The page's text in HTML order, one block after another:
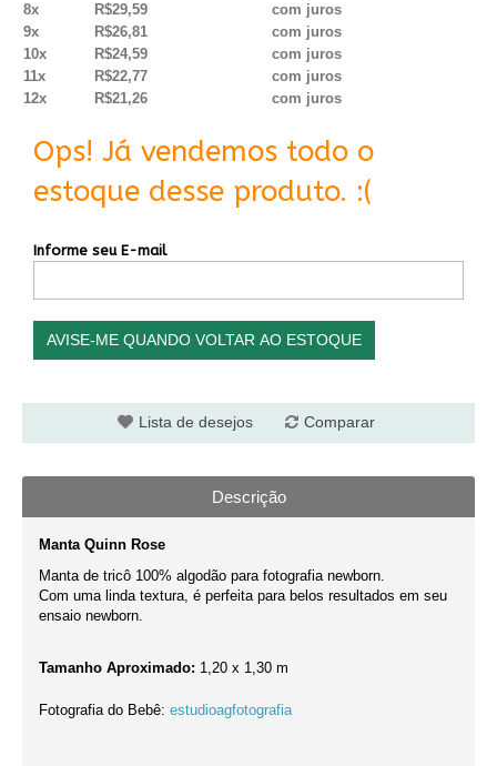
8x
R$29,59
com juros
9x
R$26,81
com juros
10x
R$24,59
com juros
11x
R$22,77
com juros
12x
R$21,26 com juros
Ops! Já vendemos todo o
estoque desse produto. :(
Informe seu E-mail
AVISE-ME QUANDO VOLTAR AO ESTOQUE
Lista de desejos Comparar
Descrição
Manta Quinn Rose
Manta de tricô 100% algodão para fotografia newborn.
Com uma linda textura, é perfeita para belos resultados em seu
ensaio newborn.
Tamanho Aproximado: 1,20 x 1,30 m
Fotografia do Bebê: estudioagfotografia